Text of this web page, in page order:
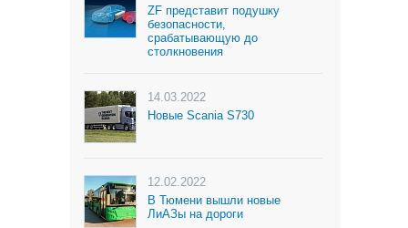
ZF представит подушку
безопасности,
срабатывающую до
столкновения
14.03.2022
Новые Scania S730
12.02.2022
В Тюмени вышли новые
ЛиАЗы на дороги